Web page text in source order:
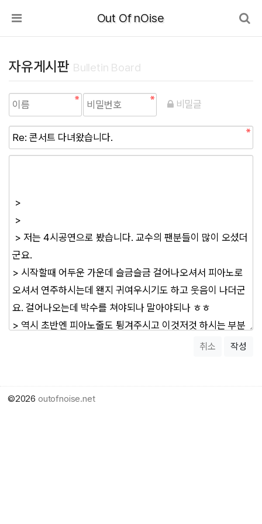
Out Of nOise
자유게시판 Bulletin Board
비밀글
취소 작성
©2026 outofnoise.net